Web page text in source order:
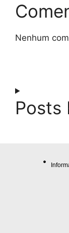
Nenhum
Posts